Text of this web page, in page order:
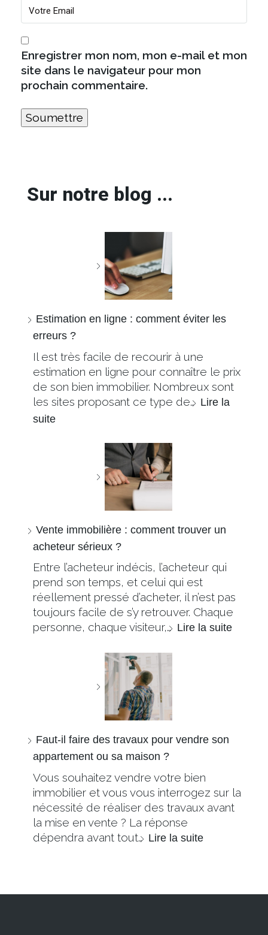
Enregistrer mon nom, mon e-mail et mon
site dans le navigateur pour mon
prochain commentaire.
Sur notre blog ...
Estimation en ligne : comment éviter les
erreurs ?
Il est très facile de recourir à une
estimation en ligne pour connaître le prix
de son bien immobilier. Nombreux sont
les sites proposant ce type de… Lire la
suite
Vente immobilière : comment trouver un
acheteur sérieux ?
Entre l’acheteur indécis, l’acheteur qui
prend son temps, et celui qui est
réellement pressé d’acheter, il n’est pas
toujours facile de s’y retrouver. Chaque
personne, chaque visiteur,… Lire la suite
Faut-il faire des travaux pour vendre son
appartement ou sa maison ?
Vous souhaitez vendre votre bien
immobilier et vous vous interrogez sur la
nécessité de réaliser des travaux avant
la mise en vente ? La réponse
dépendra avant tout… Lire la suite